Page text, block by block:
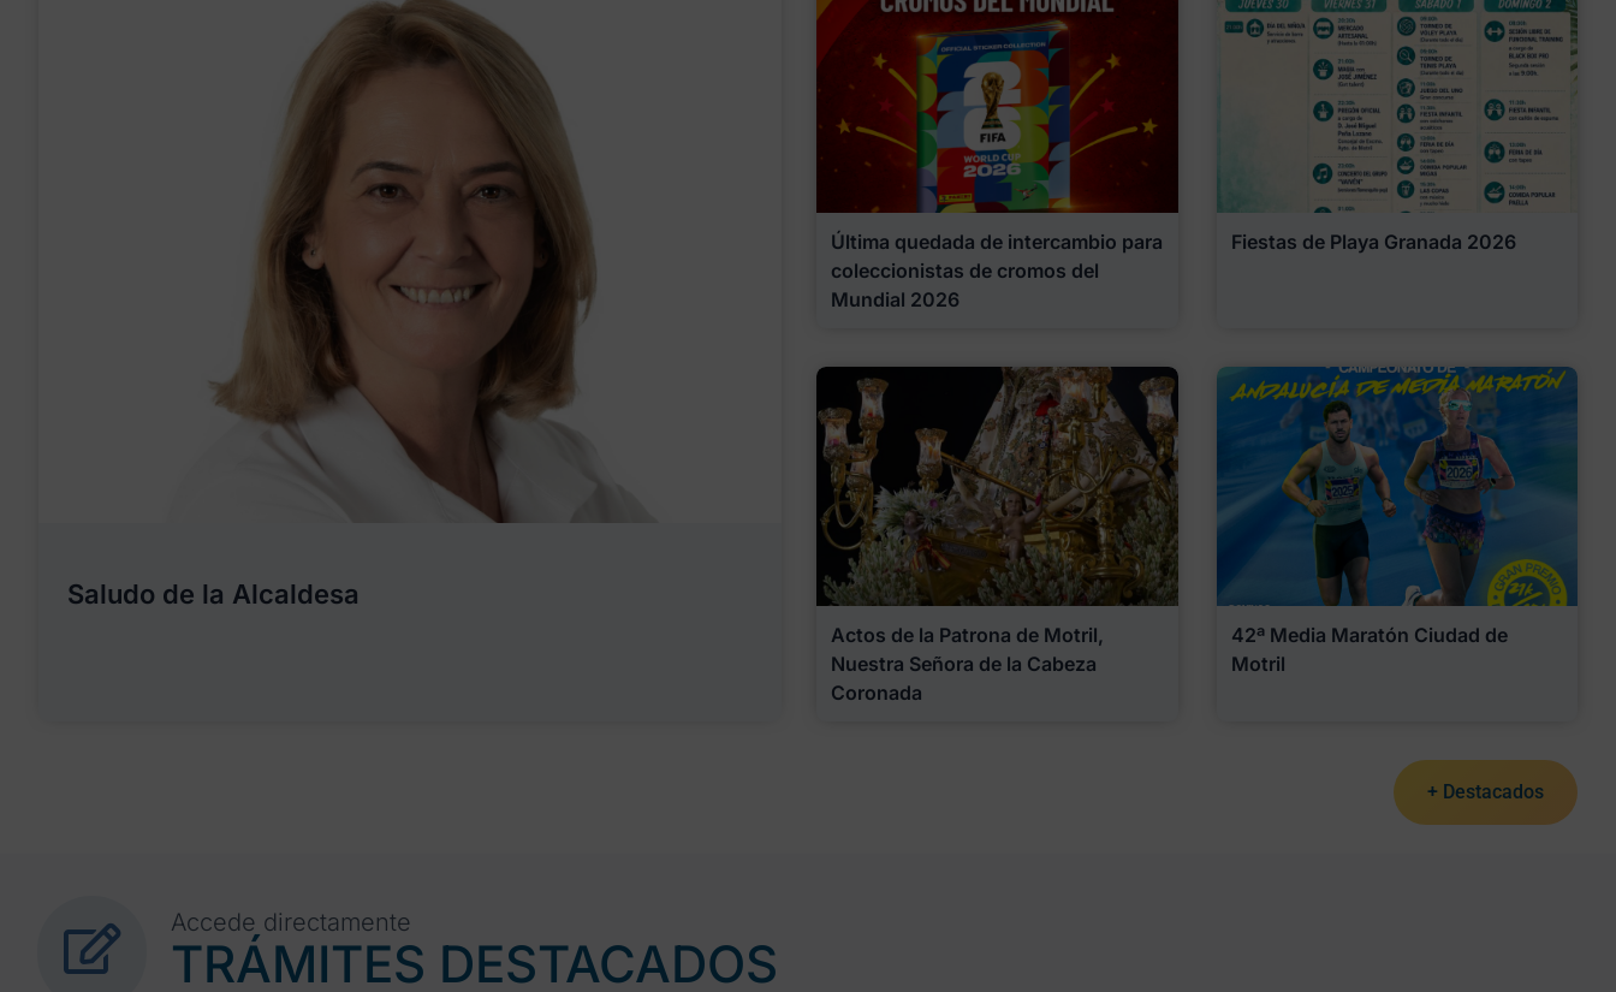
Saludo de la Alcaldesa
Última quedada de intercambio para
coleccionistas de cromos del
Mundial 2026
Fiestas de Playa Granada 2026
Actos de la Patrona de Motril,
Nuestra Señora de la Cabeza
Coronada
42ª Media Maratón Ciudad de
Motril
+ Destacados
Accede directamente
TRÁMITES DESTACADOS